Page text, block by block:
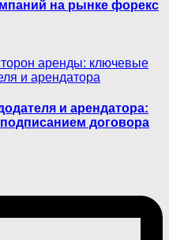
на рынке форекс
и арендатора:
договора